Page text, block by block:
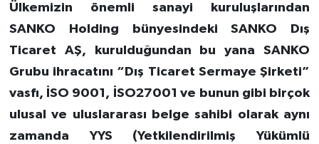
Ülkemizin önemli sanayi kuruluşlarından
SANKO Holding bünyesindeki SANKO Dış
Ticaret AŞ, kurulduğundan bu yana SANKO
Grubu ihracatını “Dış Ticaret Sermaye Şirketi”
vasfı, İSO 9001, İSO27001 ve bunun gibi birçok
ulusal ve uluslararası belge sahibi olarak aynı
zamanda YYS (Yetkilendirilmiş Yükümlü